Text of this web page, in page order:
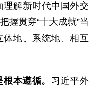
解新时代中国外交
握贯穿“十大成就”当
地、系统地、相互
本遵循。 习近平外